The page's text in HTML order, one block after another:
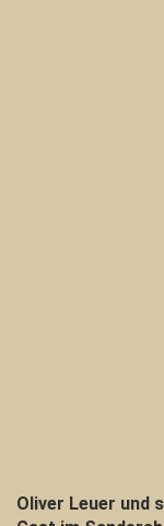
Oliver Leuer und